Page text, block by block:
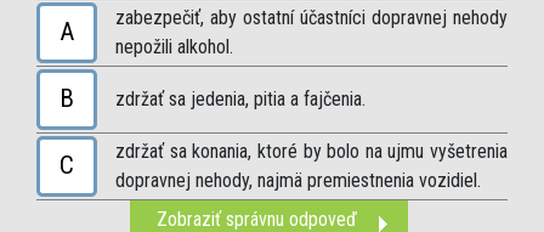
A
zabezpečiť, aby ostatní účastníci dopravnej nehody
nepožili alkohol.
B zdržať sa jedenia, pitia a fajčenia.
C
zdržať sa konania, ktoré by bolo na ujmu vyšetrenia
dopravnej nehody, najmä premiestnenia vozidiel.
Zobraziť správnu odpoveď